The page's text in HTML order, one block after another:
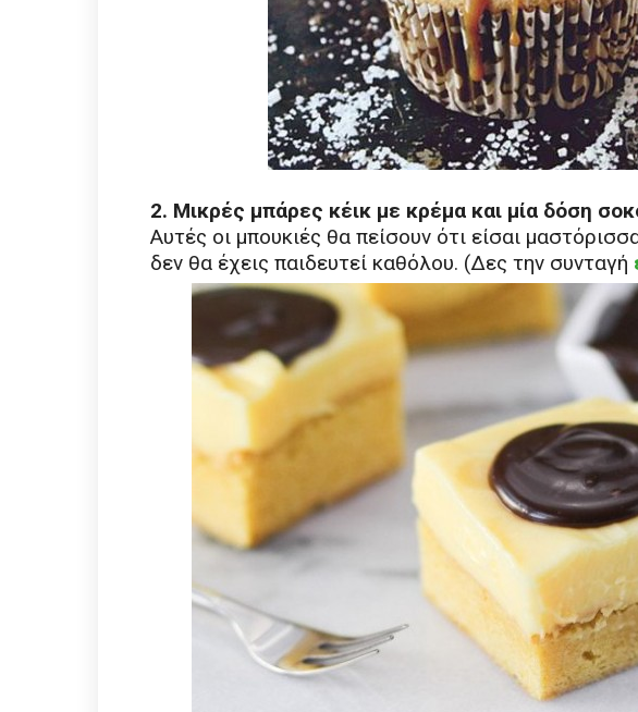
2. Μικρές μπάρες κέικ με κρέμα και μία δόση
Αυτές οι μπουκιές θα πείσουν ότι είσαι
δεν θα έχεις παιδευτεί καθόλου. (Δες την συνταγή